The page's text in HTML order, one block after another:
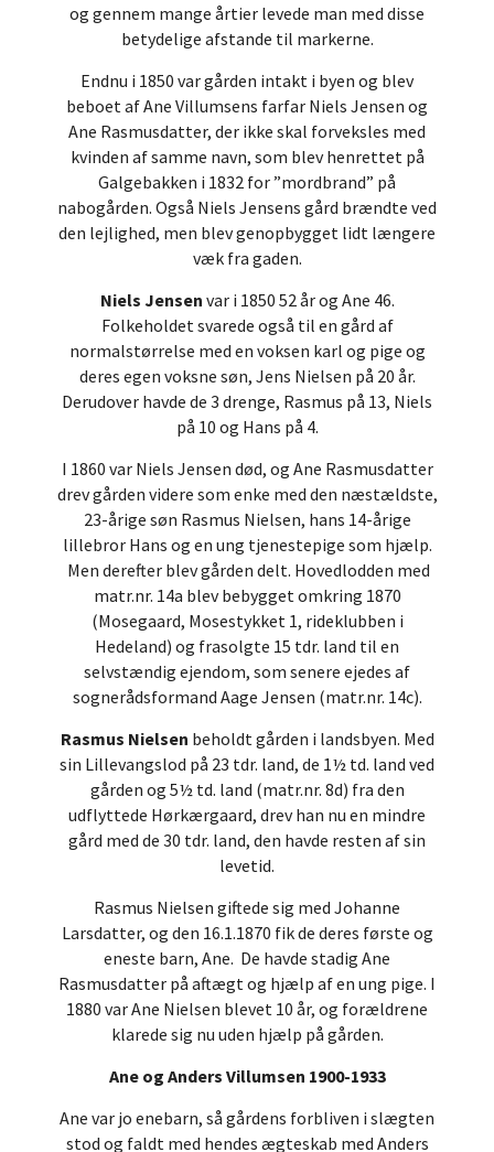
og gennem mange årtier levede man med disse
betydelige afstande til markerne.
Endnu i 1850 var gården intakt i byen og blev
beboet af Ane Villumsens farfar Niels Jensen og
Ane Rasmusdatter, der ikke skal forveksles med
kvinden af samme navn, som blev henrettet på
Galgebakken i 1832 for ”mordbrand” på
nabogården. Også Niels Jensens gård brændte ved
den lejlighed, men blev genopbygget lidt længere
væk fra gaden.
Niels Jensen var i 1850 52 år og Ane 46.
Folkeholdet svarede også til en gård af
normalstørrelse med en voksen karl og pige og
deres egen voksne søn, Jens Nielsen på 20 år.
Derudover havde de 3 drenge, Rasmus på 13, Niels
på 10 og Hans på 4.
I 1860 var Niels Jensen død, og Ane Rasmusdatter
drev gården videre som enke med den næstældste,
23-årige søn Rasmus Nielsen, hans 14-årige
lillebror Hans og en ung tjenestepige som hjælp.
Men derefter blev gården delt. Hovedlodden med
matr.nr. 14a blev bebygget omkring 1870
(Mosegaard, Mosestykket 1, rideklubben i
Hedeland) og frasolgte 15 tdr. land til en
selvstændig ejendom, som senere ejedes af
sognerådsformand Aage Jensen (matr.nr. 14c).
Rasmus Nielsen beholdt gården i landsbyen. Med
sin Lillevangslod på 23 tdr. land, de 1½ td. land ved
gården og 5½ td. land (matr.nr. 8d) fra den
udflyttede Hørkærgaard, drev han nu en mindre
gård med de 30 tdr. land, den havde resten af sin
levetid.
Rasmus Nielsen giftede sig med Johanne
Larsdatter, og den 16.1.1870 fik de deres første og
eneste barn, Ane. De havde stadig Ane
Rasmusdatter på aftægt og hjælp af en ung pige. I
1880 var Ane Nielsen blevet 10 år, og forældrene
klarede sig nu uden hjælp på gården.
Ane og Anders Villumsen 1900-1933
Ane var jo enebarn, så gårdens forbliven i slægten
stod og faldt med hendes ægteskab med Anders